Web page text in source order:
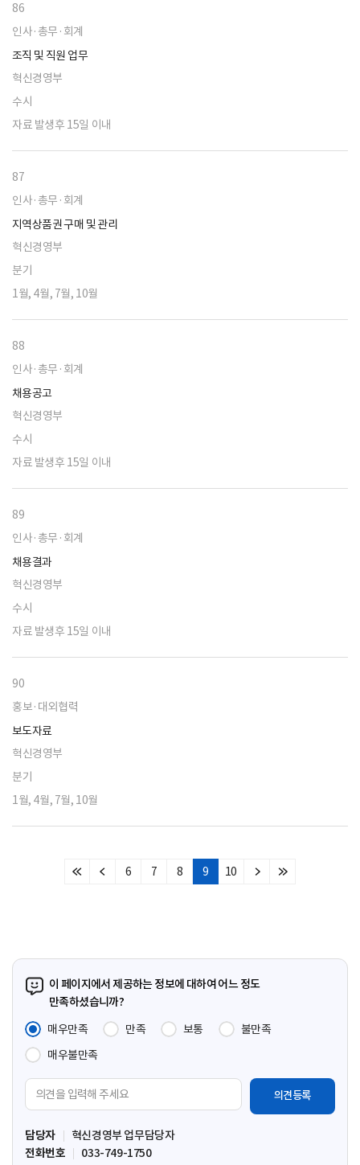
86
인사·총무·회계
조직 및 직원 업무
혁신경영부
수시
자료 발생후 15일 이내
87
인사·총무·회계
지역상품권 구매 및 관리
혁신경영부
분기
1월, 4월, 7월, 10월
88
인사·총무·회계
채용공고
혁신경영부
수시
자료 발생후 15일 이내
89
인사·총무·회계
채용결과
혁신경영부
수시
자료 발생후 15일 이내
90
홍보·대외협력
보도자료
혁신경영부
분기
1월, 4월, 7월, 10월
처
이
6 7 8 9 10
다
마
이 페이지에서 제공하는 정보에 대하여 어느 정도
만족하셨습니까?
매우만족
만족 보통
불만족
매우불만족
견
입
력
담당자
혁신경영부 업무담당자
전화번호
033-749-1750